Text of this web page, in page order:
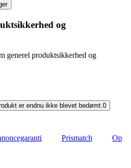
og
generel produktsikkerhed og
er endnu ikke blevet bedømt. 0
Prismatch
Op